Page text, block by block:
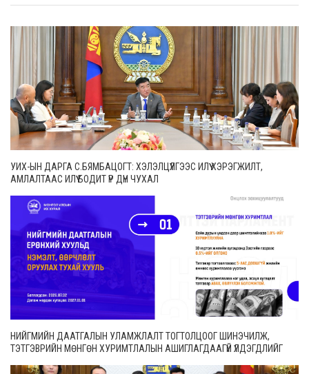
УИХ-ЫН ДАРГА С.БЯМБАЦОГТ: ХЭЛЭЛЦҮҮЛГЭЭС ИЛҮҮ ХЭРЭГЖИЛТ,
АМЛАЛТААС ИЛҮҮ БОДИТ ҮР ДҮН ЧУХАЛ
НИЙГМИЙН ДААТГАЛЫН УЛАМЖЛАЛТ ТОГТОЛЦООГ ШИНЭЧИЛЖ,
ТЭТГЭВРИЙН МӨНГӨН ХУРИМТЛАЛЫН АШИГЛАГДААГҮЙ ҮЛДЭГДЛИЙГ